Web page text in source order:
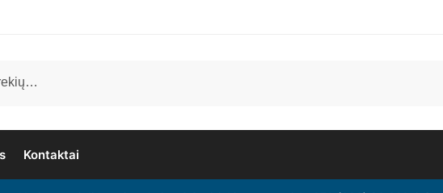
Kontaktai